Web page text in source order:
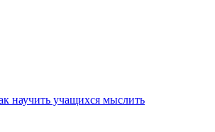
научить учащихся мыслить